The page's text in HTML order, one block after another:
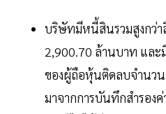
บริษัทมีหนี้สินรวมสูงกว่
2,900.70 ล้านบาท แล
ของผู้ถือหุ้นติดลบจำนว
มาจากการบันทึกสำรอ